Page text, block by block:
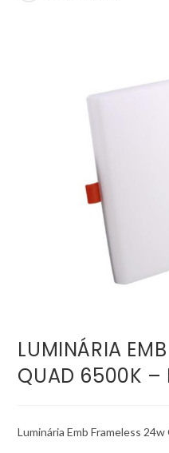
LUMINÁRIA
QUAD 6500K –
Luminária Emb Frameless